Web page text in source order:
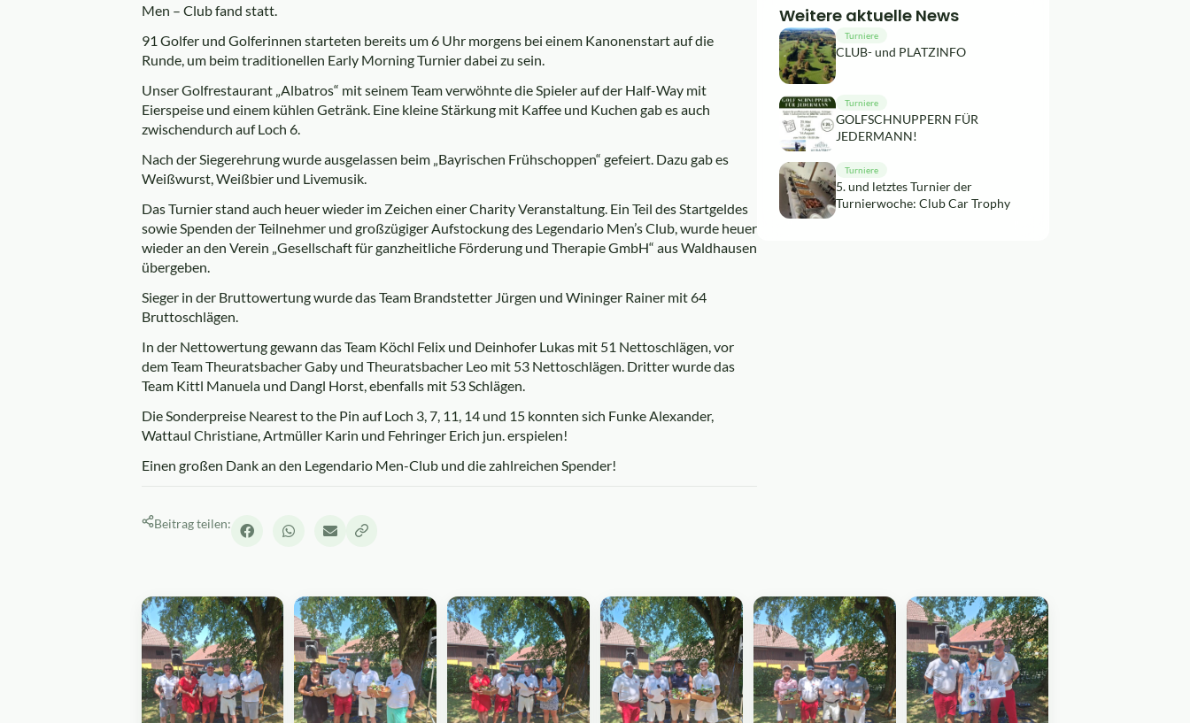
Men – Club fand statt.
91 Golfer und Golferinnen starteten bereits um 6 Uhr morgens bei einem Kanonenstart auf die
Runde, um beim traditionellen Early Morning Turnier dabei zu sein.
Unser Golfrestaurant „Albatros“ mit seinem Team verwöhnte die Spieler auf der Half-Way mit
Eierspeise und einem kühlen Getränk. Eine kleine Stärkung mit Kaffee und Kuchen gab es auch
zwischendurch auf Loch 6.
Nach der Siegerehrung wurde ausgelassen beim „Bayrischen Frühschoppen“ gefeiert. Dazu gab es
Weißwurst, Weißbier und Livemusik.
Das Turnier stand auch heuer wieder im Zeichen einer Charity Veranstaltung. Ein Teil des Startgeldes
sowie Spenden der Teilnehmer und großzügiger Aufstockung des Legendario Men’s Club, wurde heuer
wieder an den Verein „Gesellschaft für ganzheitliche Förderung und Therapie GmbH“ aus Waldhausen
übergeben.
Sieger in der Bruttowertung wurde das Team Brandstetter Jürgen und Wininger Rainer mit 64
Bruttoschlägen.
In der Nettowertung gewann das Team Köchl Felix und Deinhofer Lukas mit 51 Nettoschlägen, vor
dem Team Theuratsbacher Gaby und Theuratsbacher Leo mit 53 Nettoschlägen. Dritter wurde das
Team Kittl Manuela und Dangl Horst, ebenfalls mit 53 Schlägen.
Die Sonderpreise Nearest to the Pin auf Loch 3, 7, 11, 14 und 15 konnten sich Funke Alexander,
Wattaul Christiane, Artmüller Karin und Fehringer Erich jun. erspielen!
Einen großen Dank an den Legendario Men-Club und die zahlreichen Spender!
Beitrag teilen:
Weitere aktuelle News
Turniere
CLUB- und PLATZINFO
Turniere
GOLFSCHNUPPERN FÜR
JEDERMANN!
Turniere
5. und letztes Turnier der
Turnierwoche: Club Car Trophy